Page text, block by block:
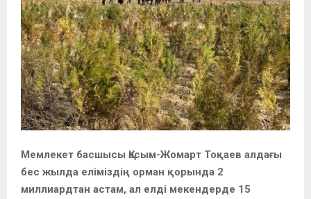
Мемлекет басшысы Қасым-Жомарт Тоқаев алдағы
бес жылда еліміздің орман қорында 2
миллиардтан астам, ал елді мекендерде 15